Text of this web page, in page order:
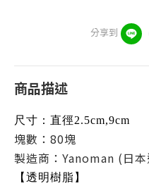
分享到
商品描述
尺寸：直徑2.5cm,9cm
塊數：80塊
製造商：Yanoman (日
【透明樹脂】